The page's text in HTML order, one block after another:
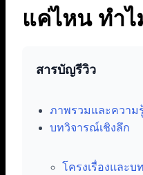
แค่ไหน ทำไ
สารบัญรีวิว
ภาพรวมและความ
บทวิจารณ์เชิงลึก
โครงเรื่องและบ